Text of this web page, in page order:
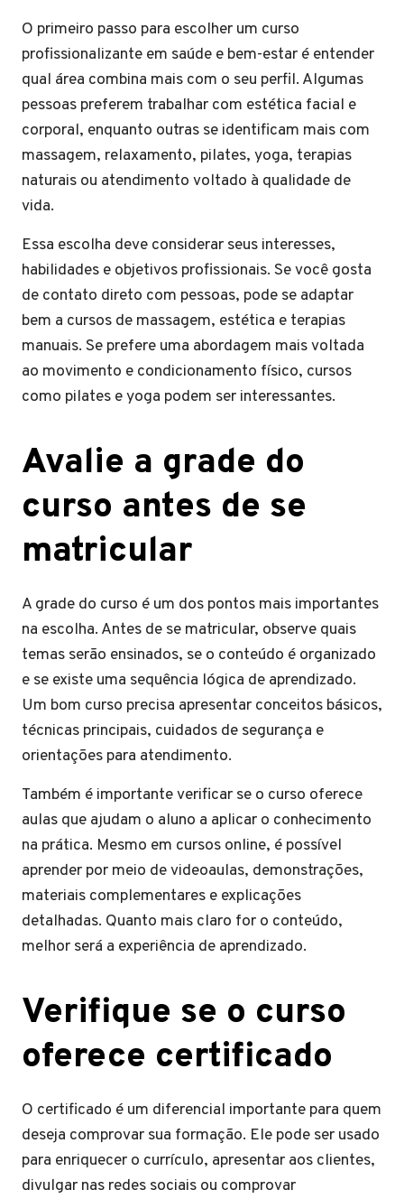
O primeiro passo para escolher um curso
profissionalizante em saúde e bem-estar é entender
qual área combina mais com o seu perfil. Algumas
pessoas preferem trabalhar com estética facial e
corporal, enquanto outras se identificam mais com
massagem, relaxamento, pilates, yoga, terapias
naturais ou atendimento voltado à qualidade de
vida.
Essa escolha deve considerar seus interesses,
habilidades e objetivos profissionais. Se você gosta
de contato direto com pessoas, pode se adaptar
bem a cursos de massagem, estética e terapias
manuais. Se prefere uma abordagem mais voltada
ao movimento e condicionamento físico, cursos
como pilates e yoga podem ser interessantes.
Avalie a grade do
curso antes de se
matricular
A grade do curso é um dos pontos mais importantes
na escolha. Antes de se matricular, observe quais
temas serão ensinados, se o conteúdo é organizado
e se existe uma sequência lógica de aprendizado.
Um bom curso precisa apresentar conceitos básicos,
técnicas principais, cuidados de segurança e
orientações para atendimento.
Também é importante verificar se o curso oferece
aulas que ajudam o aluno a aplicar o conhecimento
na prática. Mesmo em cursos online, é possível
aprender por meio de videoaulas, demonstrações,
materiais complementares e explicações
detalhadas. Quanto mais claro for o conteúdo,
melhor será a experiência de aprendizado.
Verifique se o curso
oferece certificado
O certificado é um diferencial importante para quem
deseja comprovar sua formação. Ele pode ser usado
para enriquecer o currículo, apresentar aos clientes,
divulgar nas redes sociais ou comprovar